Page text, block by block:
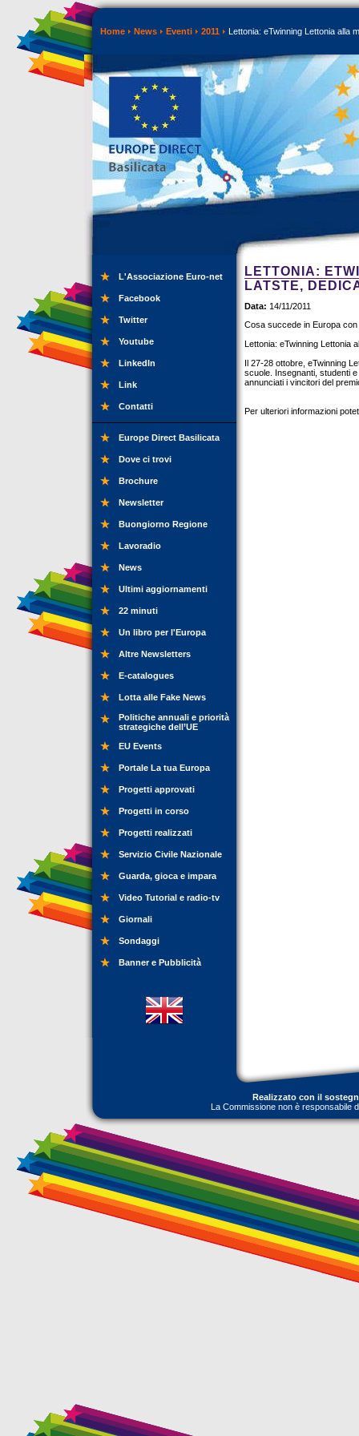
Home News Eventi 2011 Lettonia: eTwinning Lettonia alla
L'Associazione Euro-net
Facebook
Twitter
Youtube
LinkedIn
Link
Contatti
Europe Direct Basilicata
Dove ci trovi
Brochure
Newsletter
Buongiorno Regione
Lavoradio
News
Ultimi aggiornamenti
22 minuti
Un libro per l'Europa
Altre Newsletters
E-catalogues
Lotta alle Fake News
Politiche annuali e priorità
strategiche dell’UE
EU Events
Portale La tua Europa
Progetti approvati
Progetti in corso
Progetti realizzati
Servizio Civile Nazionale
Guarda, gioca e impara
Video Tutorial e radio-tv
Giornali
Sondaggi
Banner e Pubblicità
LETTONIA:
LATSTE,
Data: 14/11/2011
Cosa succede in Europa con
Lettonia: eTwinning Lettonia
Il 27-28 ottobre, eTwinning
scuole. Insegnanti, studenti
annunciati i vincitori del
Per ulteriori informazioni
Realizzato con il
La Commissione non è responsabile